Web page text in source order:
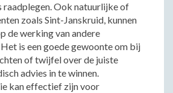
Ook natuurlijke of
zoals Sint-Janskruid, kunnen
de werking van andere
is een goede gewoonte om bij
of twijfel over de juiste
advies in te winnen.
kan effectief zijn voor